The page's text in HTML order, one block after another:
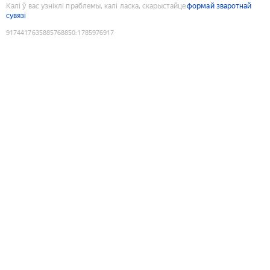
Калі ў вас узніклі праблемы, калі ласка, скарыстайцеформай зваротнай
сувязі
9174417635885768850:1785976917